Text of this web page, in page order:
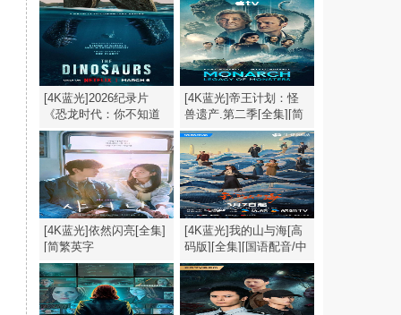
[4K蓝光]2026纪录片
《恐龙时代：你不知道
的故事》1080p.HD中英
双字
[4K蓝光]帝王计划：怪
兽遗产.第二季[全集][简
繁英字幕].2160p
[4K蓝光]依然闪亮[全集]
[简繁英字
幕].Still.Shining.S01.1080p
[4K蓝光]我的山与海[高
码版][全集][国语配音/中
文字
幕].My.Destiny.S01.2026.2160p